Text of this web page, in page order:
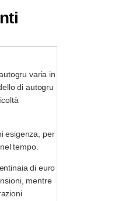
varia in
di autogru
esigenza, per
tempo.
di euro
mentre